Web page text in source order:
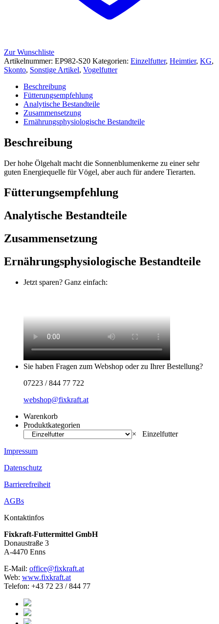
Zur Wunschliste
Artikelnummer: EP982-S20 Kategorien: Einzelfutter, Heimtier, KG,
Skonto, Sonstige Artikel, Vogelfutter
Beschreibung
Fütterungsempfehlung
Analytische Bestandteile
Zusammensetzung
Ernährungsphysiologische Bestandteile
Beschreibung
Der hohe Ölgehalt macht die Sonnenblumenkerne zu einer sehr
guten Energiequelle für Vögel, aber auch für andere Tierarten.
Fütterungsempfehlung
Analytische Bestandteile
Zusammensetzung
Ernährungsphysiologische Bestandteile
Jetzt sparen? Ganz einfach:
Sie haben Fragen zum Webshop oder zu Ihrer Bestellung?
07223 / 844 77 722
webshop@fixkraft.at
Warenkorb
Produktkategorien
× Einzelfutter
Impressum
Datenschutz
Barrierefreiheit
AGBs
Kontaktinfos
Fixkraft-Futtermittel GmbH
Donaustraße 3
A-4470 Enns
E-Mail: office@fixkraft.at
Web: www.fixkraft.at
Telefon: +43 72 23 / 844 77